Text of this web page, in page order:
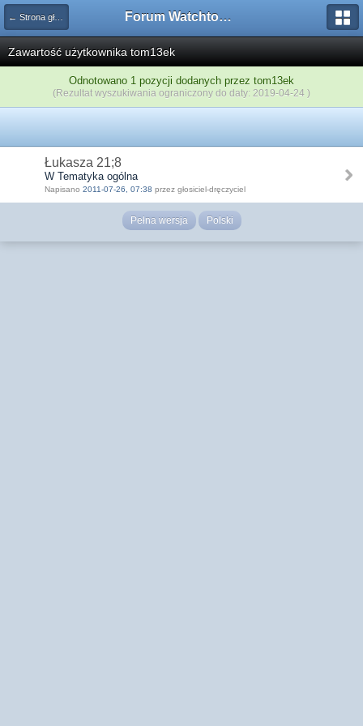
← Strona główna Forum Watchtower
Zawartość użytkownika tom13ek
Odnotowano 1 pozycji dodanych przez tom13ek
(Rezultat wyszukiwania ograniczony do daty: 2019-04-24 )
Łukasza 21;8
W Tematyka ogólna
Napisano 2011-07-26, 07:38 przez głosiciel-dręczyciel
Pełna wersja Polski